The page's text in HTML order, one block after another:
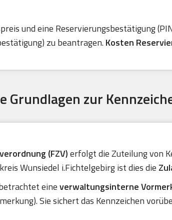
und eine Reservierungsbestätigung
zu beantragen.Kosten
Grundlagen zur
(FZV)erfolgt die Zuteilung von
Wunsiedel i.Fichtelgebirg ist dies die
eineverwaltungsinterne
Sie sichert das Kennzeichen